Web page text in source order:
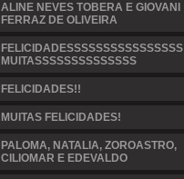
ALINE NEVES TOBERA E GIOVANI
FERRAZ DE OLIVEIRA
FELICIDADESSSSSSSSSSSSSSSS
MUITASSSSSSSSSSSSSS
FELICIDADES!!
MUITAS FELICIDADES!
PALOMA, NATALIA, ZOROASTRO,
CILIOMAR E EDEVALDO